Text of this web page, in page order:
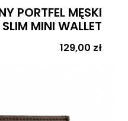
PORTFEL MĘSKI
SLIM MINI WALLET
Cena
129,00 zł